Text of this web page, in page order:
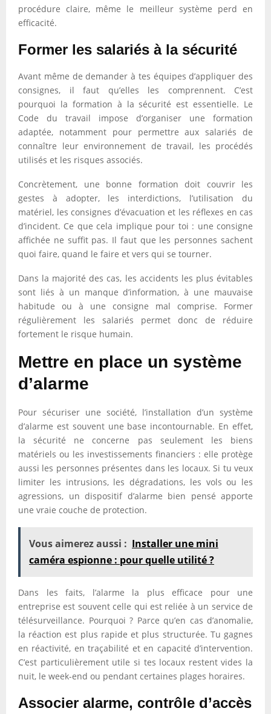
procédure claire, même le meilleur système perd en
efficacité.
Former les salariés à la sécurité
Avant même de demander à tes équipes d’appliquer des
consignes, il faut qu’elles les comprennent. C’est
pourquoi la formation à la sécurité est essentielle. Le
Code du travail impose d’organiser une formation
adaptée, notamment pour permettre aux salariés de
connaître leur environnement de travail, les procédés
utilisés et les risques associés.
Concrètement, une bonne formation doit couvrir les
gestes à adopter, les interdictions, l’utilisation du
matériel, les consignes d’évacuation et les réflexes en cas
d’incident. Ce que cela implique pour toi : une consigne
affichée ne suffit pas. Il faut que les personnes sachent
quoi faire, quand le faire et vers qui se tourner.
Dans la majorité des cas, les accidents les plus évitables
sont liés à un manque d’information, à une mauvaise
habitude ou à une consigne mal comprise. Former
régulièrement les salariés permet donc de réduire
fortement le risque humain.
Mettre en place un système
d’alarme
Pour sécuriser une société, l’installation d’un système
d’alarme est souvent une base incontournable. En effet,
la sécurité ne concerne pas seulement les biens
matériels ou les investissements financiers : elle protège
aussi les personnes présentes dans les locaux. Si tu veux
limiter les intrusions, les dégradations, les vols ou les
agressions, un dispositif d’alarme bien pensé apporte
une vraie couche de protection.
Vous aimerez aussi : Installer une mini
caméra espionne : pour quelle utilité ?
Dans les faits, l’alarme la plus efficace pour une
entreprise est souvent celle qui est reliée à un service de
télésurveillance. Pourquoi ? Parce qu’en cas d’anomalie,
la réaction est plus rapide et plus structurée. Tu gagnes
en réactivité, en traçabilité et en capacité d’intervention.
C’est particulièrement utile si tes locaux restent vides la
nuit, le week-end ou pendant certaines plages horaires.
Associer alarme, contrôle d’accès